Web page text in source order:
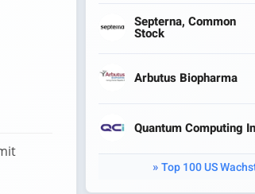
Septerna, Common
Stock
Arbutus Biopharma
Quantum Computing
Top 100 US